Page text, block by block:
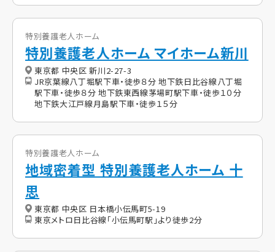
特別養護老人ホーム
特別養護老人ホーム マイホーム新川
東京都 中央区 新川2-27-3
JR京葉線八丁堀駅下車・徒歩８分 地下鉄日比谷線八丁堀
駅下車・徒歩８分 地下鉄東西線茅場町駅下車・徒歩１０分
地下鉄大江戸線月島駅下車・徒歩１５分
特別養護老人ホーム
地域密着型 特別養護老人ホーム 十
思
東京都 中央区 日本橋小伝馬町5-19
東京メトロ日比谷線「小伝馬町駅」より徒歩2分